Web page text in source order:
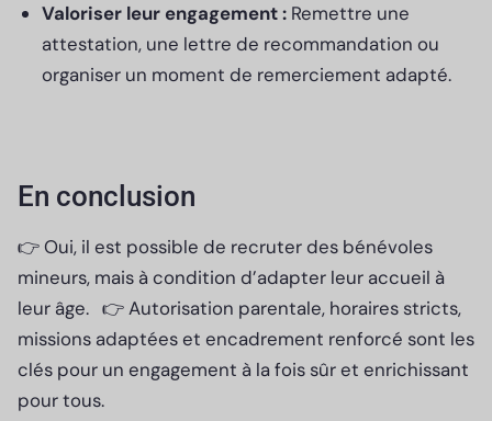
Valoriser leur engagement : Remettre une
attestation, une lettre de recommandation ou
organiser un moment de remerciement adapté.
En conclusion
👉 Oui, il est possible de recruter des bénévoles
mineurs, mais à condition d’adapter leur accueil à
leur âge. 👉 Autorisation parentale, horaires stricts,
missions adaptées et encadrement renforcé sont les
clés pour un engagement à la fois sûr et enrichissant
pour tous.